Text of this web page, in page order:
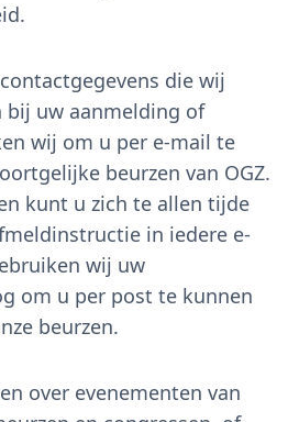
die wij
bij uw aanmelding of
wij om u per e-mail te
beurzen van OGZ.
kunt u zich te allen tijde
in iedere e-
wij uw
om u per post te kunnen
beurzen.
over evenementen van